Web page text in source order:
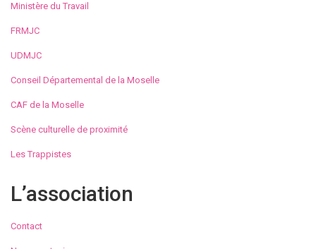
Ministère du Travail
FRMJC
UDMJC
Conseil Départemental de la Moselle
CAF de la Moselle
Scène culturelle de proximité
Les Trappistes
L’association
Contact